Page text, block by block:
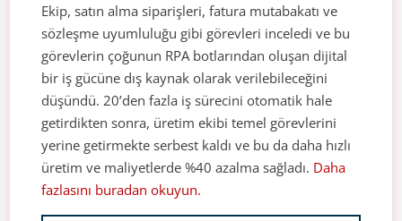
Ekip, satın alma siparişleri, fatura mutabakatı ve
sözleşme uyumluluğu gibi görevleri inceledi ve bu
görevlerin çoğunun RPA botlarından oluşan dijital
bir iş gücüne dış kaynak olarak verilebileceğini
düşündü. 20’den fazla iş sürecini otomatik hale
getirdikten sonra, üretim ekibi temel görevlerini
yerine getirmekte serbest kaldı ve bu da daha hızlı
üretim ve maliyetlerde %40 azalma sağladı. Daha
fazlasını buradan okuyun.